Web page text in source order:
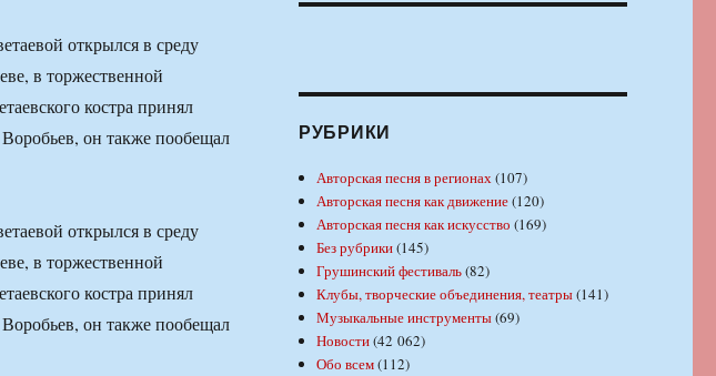
открылся в среду
в торжественной
костра принял
он также пообещал
открылся в среду
в торжественной
костра принял
он также пообещал
РУБРИКИ
Авторская песня в регионах(107)
Авторская песня как движение(120)
Авторская песня как искусство (169)
Без рубрики(145)
Грушинский фестиваль(82)
Клубы, творческие объединения, театры(141)
Музыкальные инструменты(69)
Новости(42 062)
Обо всем(112)